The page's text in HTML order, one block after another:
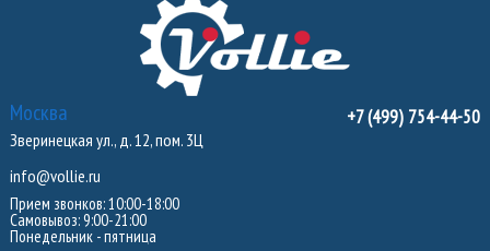
Москва
Зверинецкая ул., д. 12, пом. 3Ц
info@vollie.ru
Прием звонков: 10:00-18:00
Самовывоз: 9:00-21:00
Понедельник - пятница
+7 (499) 754-44-50